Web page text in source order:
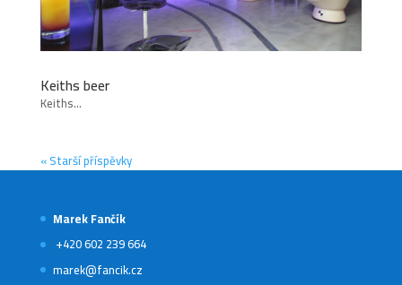
Keiths beer
Keiths...
« Starší příspěvky
Marek Fančík
+420 602 239 664
marek@fancik.cz